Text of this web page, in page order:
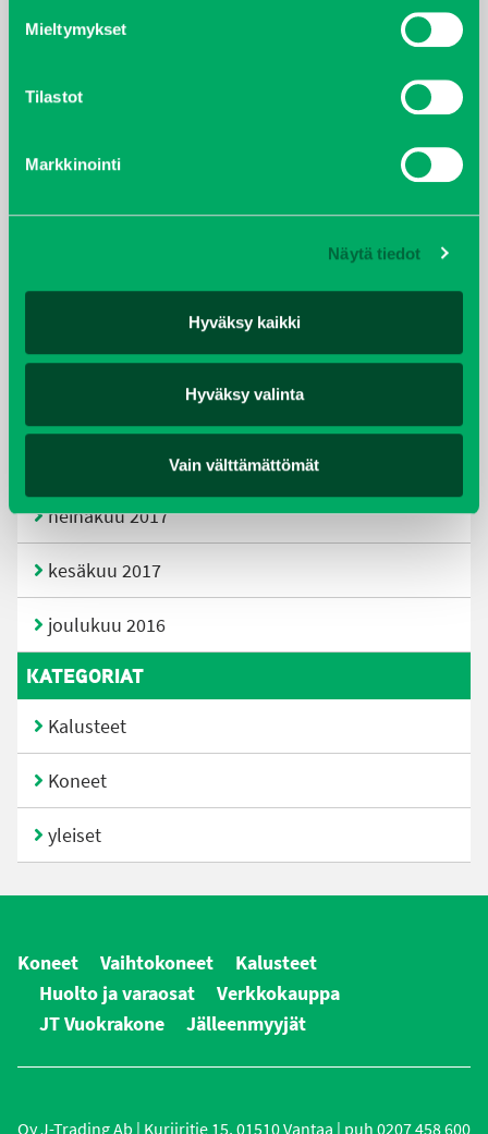
Mieltymykset
Tilastot
Markkinointi
Näytä tiedot
Hyväksy kaikki
Hyväksy valinta
Vain välttämättömät
kesäkuu 2021
helmikuu 2019
elokuu 2018
heinäkuu 2017
kesäkuu 2017
joulukuu 2016
KATEGORIAT
Kalusteet
Koneet
yleiset
Koneet Vaihtokoneet
Kalusteet
Huolto ja varaosat
Verkkokauppa
JT Vuokrakone
Jälleenmyyjät
Oy J-Trading Ab | Kuriiritie 15, 01510 Vantaa | puh 0207 458 600